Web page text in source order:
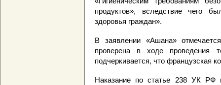
продуктов», вследствие чего
здоровья граждан».
В заявлении «Ашана»
проверена в ходе проведения
подчеркивается, что французская
Наказание по статье 238 УК РФ